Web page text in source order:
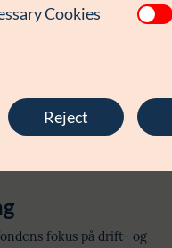
Bevillingen skal give
til endnu mere
af nye
nye partnerskaber og
afhængig af
fokus på drift- og
Cookies
Reject